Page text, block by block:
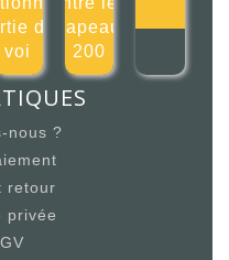
de
voi
drapeaux
200
nous ?
retour
privée